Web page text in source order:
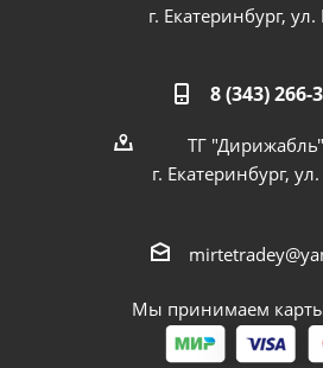
г. Екатеринбург,
8 (343) 266-
ТГ
г. Екатеринбург,
Мы принимаем